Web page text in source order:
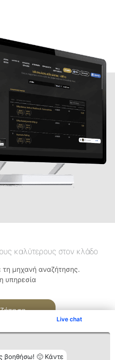
Live chat
βοηθήσω! 🙂 Κάντε
καλύτερους στον κλάδο
τη μηχανή αναζήτησης.
υπηρεσία